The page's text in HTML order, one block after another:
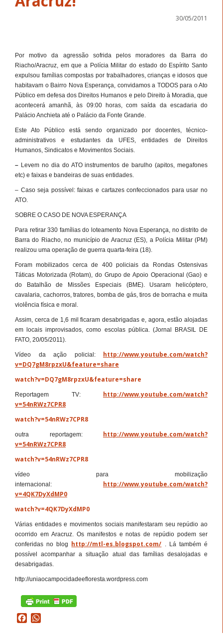
30/05/2011
Por motivo da agressão sofrida pelos moradores da Barra do
Riacho/Aracruz, em que a Polícia Militar do estado do Espírito Santo
expulsou famílias compostas por trabalhadores, crianças e idosos que
habitavam o Bairro Nova Esperança, convidamos a TODOS para o Ato
Público em defesa dos Direitos Humanos e pelo Direito à Moradia, que
acontecerá amanhã, às 09:00 horas, com saída da escadaria do
Palácio Anchieta até o Palácio da Fonte Grande.
Este Ato Público está sendo organizado por docentes, técnico-
administrativos e estudantes da UFES, entidades de Direitos
Humanos, Sindicatos e Movimentos Sociais.
– Levem no dia do ATO instrumentos de barulho (apitos, megafones
etc) e faixas e bandeiras de suas entidades.
– Caso seja possível: faixas e cartazes confeccionados para usar no
ATO.
SOBRE O CASO DE NOVA ESPERANÇA
Para retirar 330 famílias do loteamento Nova Esperança, no distrito de
Barra do Riacho, no município de Aracruz (ES), a Polícia Militar (PM)
realizou uma operação de guerra quarta-feira (18).
Foram mobilizados cerca de 400 policiais da Rondas Ostensivas
Táticas Motorizada (Rotam), do Grupo de Apoio Operacional (Gao) e
do Batalhão de Missões Especiais (BME). Usaram helicóptero,
cavalaria, cachorros, tratores, bomba de gás, tiros de borracha e muita
violência física e moral.
Assim, cerca de 1,6 mil ficaram desabrigadas e, agora, estão alojadas
em locais improvisados, como escolas pública. (Jornal BRASIL DE
FATO, 20/05/2011).
Vídeo da ação policial: http://www.youtube.com/watch?
v=DQ7gM8rpzxU&feature=share
watch?v=DQ7gM8rpzxU&feature=share
Reportagem TV: http://www.youtube.com/watch?
v=54nRWz7CPR8
watch?v=54nRWz7CPR8
outra reportagem: http://www.youtube.com/watch?
v=54nRWz7CPR8
watch?v=54nRWz7CPR8
vídeo para mobilização
internacional: http://www.youtube.com/watch?
v=4QK7DyXdMP0
watch?v=4QK7DyXdMP0
Várias entidades e movimentos sociais manifestaram seu repúdio ao
ocorrido em Aracruz. Os manifestos e notas de repúdio podem ser
conferidas no blog http://mtl-es.blogspot.com/ . Lá também é
possível acompanhar a situação atual das famílias desalojadas e
desabrigadas.
http://uniaocampocidadeefloresta.wordpress.com
Facebook